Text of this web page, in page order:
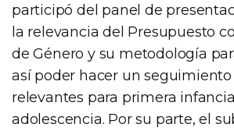
participó del panel de
la relevancia del Presupuesto
de Género y su metodología
así poder hacer un
relevantes para primera
adolescencia. Por su parte, el